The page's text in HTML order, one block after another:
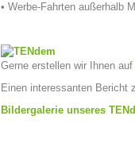
• Werbe-Fahrten außerhalb
Gerne erstellen wir Ihnen auf
Einen interessanten Bericht
Bildergalerie unseres